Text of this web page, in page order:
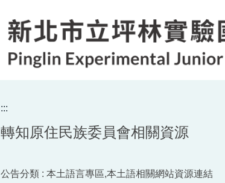
:::
轉知原住民族委員會相關資源
公告分類 : 本土語言專區,本土語相關網站資源連結